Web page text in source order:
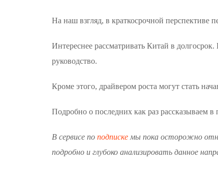
На наш взгляд, в краткосрочной перспективе
Интереснее рассматривать Китай в
руководство.
Кроме этого, драйвером роста могут стать
Подробно о последних как раз рассказываем
В сервисе по подписке мы пока осторожно
подробно и глубоко анализировать данное